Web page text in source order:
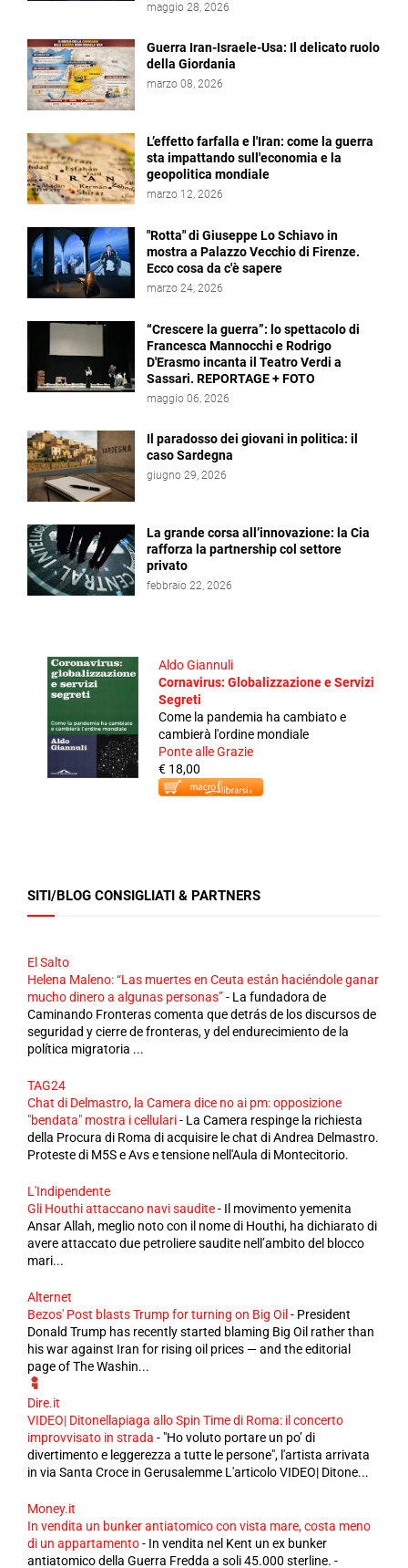
maggio 28, 2026
Guerra Iran-Israele-Usa: Il delicato ruolo
della Giordania
marzo 08, 2026
L’effetto farfalla e l'Iran: come la guerra
sta impattando sull'economia e la
geopolitica mondiale
marzo 12, 2026
"Rotta" di Giuseppe Lo Schiavo in
mostra a Palazzo Vecchio di Firenze.
Ecco cosa da c'è sapere
marzo 24, 2026
“Crescere la guerra”: lo spettacolo di
Francesca Mannocchi e Rodrigo
D'Erasmo incanta il Teatro Verdi a
Sassari. REPORTAGE + FOTO
maggio 06, 2026
Il paradosso dei giovani in politica: il
caso Sardegna
giugno 29, 2026
La grande corsa all’innovazione: la Cia
rafforza la partnership col settore
privato
febbraio 22, 2026
Aldo Giannuli
Cornavirus: Globalizzazione e Servizi
Segreti
Come la pandemia ha cambiato e
cambierà l'ordine mondiale
Ponte alle Grazie
€ 18,00
SITI/BLOG CONSIGLIATI & PARTNERS
El Salto
Helena Maleno: “Las muertes en Ceuta están haciéndole ganar
mucho dinero a algunas personas”- La fundadora de
Caminando Fronteras comenta que detrás de los discursos de
seguridad y cierre de fronteras, y del endurecimiento de la
política migratoria ...
TAG24
Chat di Delmastro, la Camera dice no ai pm: opposizione
"bendata" mostra i cellulari- La Camera respinge la richiesta
della Procura di Roma di acquisire le chat di Andrea Delmastro.
Proteste di M5S e Avs e tensione nell'Aula di Montecitorio.
L'Indipendente
Gli Houthi attaccano navi saudite- Il movimento yemenita
Ansar Allah, meglio noto con il nome di Houthi, ha dichiarato di
avere attaccato due petroliere saudite nell’ambito del blocco
mari...
Alternet
Bezos' Post blasts Trump for turning on Big Oil - President
Donald Trump has recently started blaming Big Oil rather than
his war against Iran for rising oil prices — and the editorial
page of The Washin...
Dire.it
VIDEO| Ditonellapiaga allo Spin Time di Roma: il concerto
improvvisato in strada - "Ho voluto portare un po’ di
divertimento e leggerezza a tutte le persone", l'artista arrivata
in via Santa Croce in Gerusalemme L'articolo VIDEO| Ditone...
Money.it
In vendita un bunker antiatomico con vista mare, costa meno
di un appartamento- In vendita nel Kent un ex bunker
antiatomico della Guerra Fredda a soli 45.000 sterline. -